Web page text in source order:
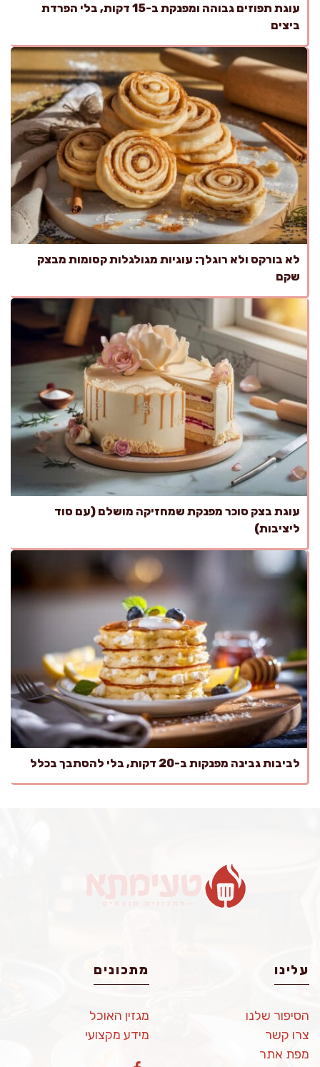
עוגת תפוזים גבוהה ומפנקת ב-15 דקות, בלי הפרדת
ביצים
לא בורקס ולא רוגלך: עוגיות מגולגלות קסומות מבצק
שקם
עוגת בצק סוכר מפנקת שמחזיקה מושלם (עם סוד
ליציבות)
לביבות גבינה מפנקות ב-20 דקות, בלי להסתבך בכלל
עלינו
הסיפור שלנו
צרו קשר
מפת אתר
מתכונים
מגזין האוכל
מידע מקצועי